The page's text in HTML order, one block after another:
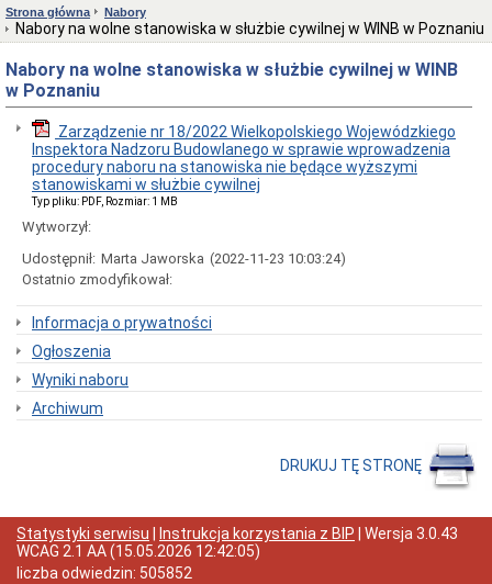
Ochrona
Danych
Osobowych
O
Inspektoracie
Dane
adresowe
Godziny
urzędowania
Struktura
Inspektoratu
Kierownictwo
Inspektoratu
Powiatowe
Inspektoraty
Nadzoru
Budowlanego
woj.
wlkp.
Dane
Aktualności,
komunikaty,
obwieszczenia
Komunikaty
Strona główna Nabory
Nabory na wolne stanowiska w służbie cywilnej w WINB w Poznaniu
Nabory na wolne stanowiska w służbie cywilnej w WINB
w Poznaniu
Zarządzenie nr 18/2022 Wielkopolskiego Wojewódzkiego
Inspektora Nadzoru Budowlanego w sprawie wprowadzenia
procedury naboru na stanowiska nie będące wyższymi
stanowiskami w służbie cywilnej
Typ pliku: PDF, Rozmiar: 1 MB
Wytworzył:
Udostępnił: Marta Jaworska (2022-11-23 10:03:24)
Ostatnio zmodyfikował:
Informacja o prywatności
Ogłoszenia
Wyniki naboru
Archiwum
DRUKUJ TĘ STRONĘ
Statystyki serwisu Instrukcja korzystania z BIP | Wersja 3.0.43
WCAG 2.1 AA(15.05.2026 12:42:05)
liczba odwiedzin: 505852